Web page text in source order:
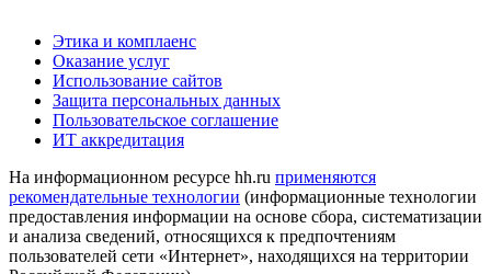
Этика и комплаенс
Оказание услуг
Использование сайтов
Защита персональных данных
Пользовательское соглашение
ИТ аккредитация
На информационном ресурсе hh.ru применяются
рекомендательные технологии (информационные технологии
предоставления информации на основе сбора, систематизации
и анализа сведений, относящихся к предпочтениям
пользователей сети «Интернет», находящихся на территории